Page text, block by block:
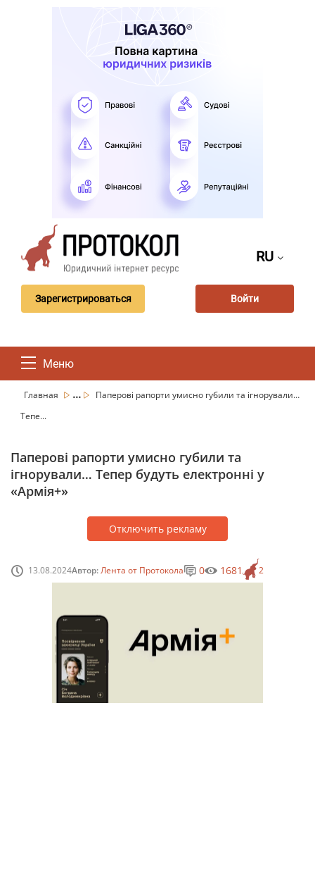
RU
Зарегистрироваться Войти
Меню
Главная ...
Паперові рапорти умисно губили та ігнорували…
Тепе...
Паперові рапорти умисно губили та
ігнорували… Тепер будуть електронні у
«Армія+»
Отключить рекламу
13.08.2024Автор:Лента от Протокола 2
0 1681